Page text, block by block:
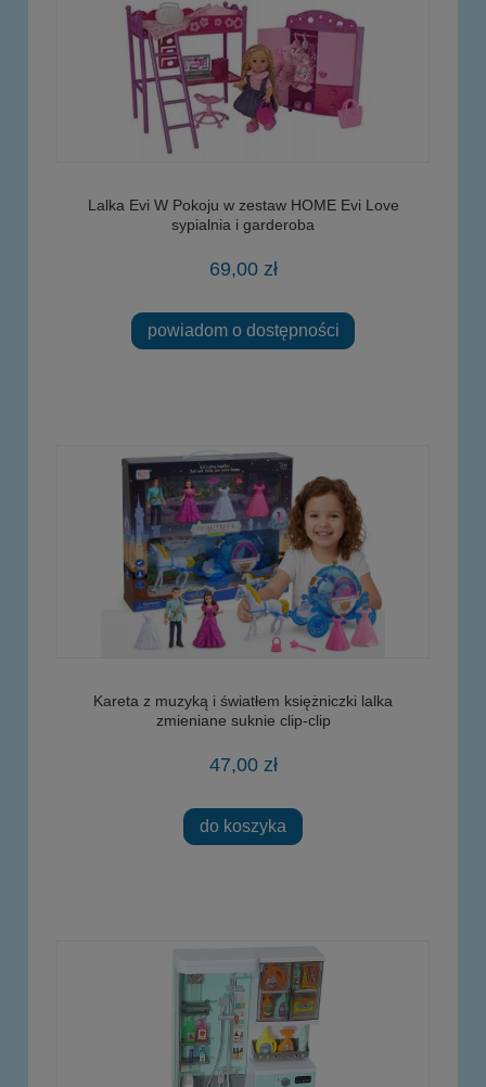
Lalka Evi W Pokoju w zestaw HOME Evi Love
sypialnia i garderoba
69,00 zł
powiadom o dostępności
Kareta z muzyką i światłem księżniczki lalka
zmieniane suknie clip-clip
47,00 zł
do koszyka